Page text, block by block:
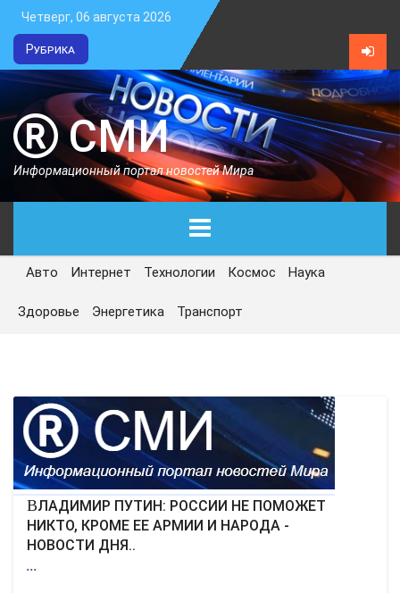
Четверг, 06 августа 2026
Рубрика
СМИ
Информационный портал новостей Мира
ГЛАВНАЯ
СЕГОДНЯ
ЭКОНОМИКА
КУЛЬТУРА
СПОРТ
ВОЕННЫЕ ДЕЙСТВИЯ
Авто Интернет Технологии Космос Наука
Здоровье Энергетика Транспорт
ВЛАДИМИР ПУТИН: РОССИИ НЕ ПОМОЖЕТ
НИКТО, КРОМЕ ЕЕ АРМИИ И НАРОДА -
НОВОСТИ ДНЯ..
...